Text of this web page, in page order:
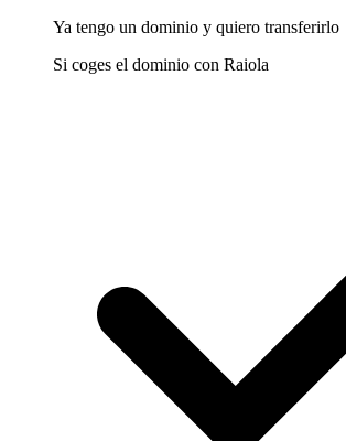
Ya tengo un dominio y quiero transferirlo
Si coges el dominio con Raiola